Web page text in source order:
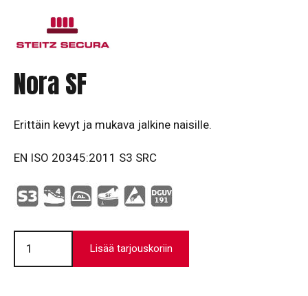
Nora SF
Erittäin kevyt ja mukava jalkine naisille.
EN ISO 20345:2011 S3 SRC
Nora
määrä
Lisää tarjouskoriin